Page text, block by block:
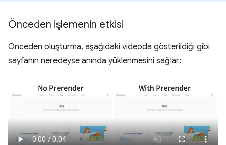
Önceden işlemenin etkisi
Önceden oluşturma, aşağıdaki videoda gösterildiği gibi
sayfanın neredeyse anında yüklenmesini sağlar: